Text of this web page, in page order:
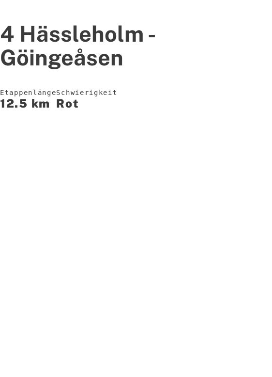
4 Hässleholm -
Göingeåsen
Etappenlänge
12.5 km
Schwierigkeit
Rot